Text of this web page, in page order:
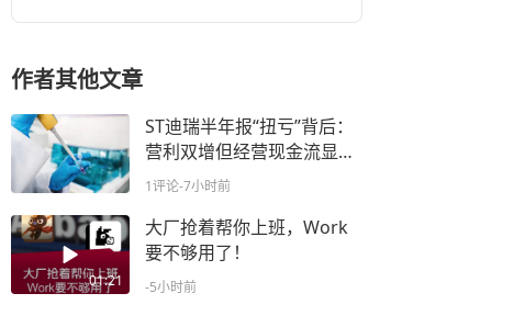
作者其他文章
ST迪瑞半年报“扭亏”背后：
营利双增但经营现金流显著
收缩，华润系加持难掩短期
1评论-7小时前
01:21
大厂抢着帮你上班，Work
要不够用了！
-5小时前